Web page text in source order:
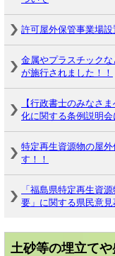
許可屋外保管事業場
金属やプラスチック
が施行されました！！
【行政書士のみなさ
化に関する条例説明会
特定再生資源物の屋
す！！
「福島県特定再生資
要」に関する県民意
土砂等の埋立て